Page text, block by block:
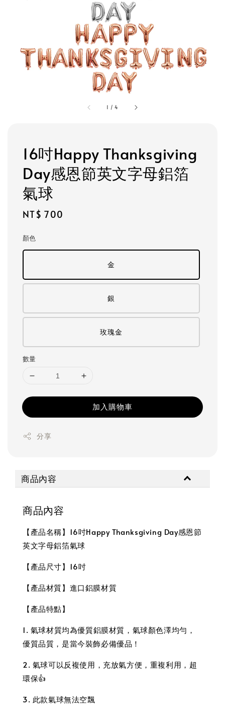
1 /4
16吋Happy Thanksgiving
Day感恩節英文字母鋁箔
氣球
Regular
NT$ 700
顏色
金
銀
玫瑰金
數量
加入購物車
分享
商品內容
商品內容
【產品名稱】16吋Happy Thanksgiving Day感恩節
英文字母鋁箔氣球
【產品尺寸】16吋
【產品材質】進口鋁膜材質
【產品特點】
1. 氣球材質均為優質鋁膜材質，氣球顏色澤均勻，
優質品質，是當今裝飾必備優品！
2. 氣球可以反複使用，充放氣方便，重複利用，超
環保👍
3. 此款氣球無法空飄